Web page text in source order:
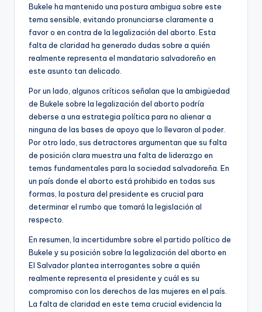
Bukele ha mantenido una postura ambigua sobre este
tema sensible, evitando pronunciarse claramente a
favor o en contra de la legalización del aborto. Esta
falta de claridad ha generado dudas sobre a quién
realmente representa el mandatario salvadoreño en
este asunto tan delicado.
Por un lado, algunos críticos señalan que la ambigüedad
de Bukele sobre la legalización del aborto podría
deberse a una estrategia política para no alienar a
ninguna de las bases de apoyo que lo llevaron al poder.
Por otro lado, sus detractores argumentan que su falta
de posición clara muestra una falta de liderazgo en
temas fundamentales para la sociedad salvadoreña. En
un país donde el aborto está prohibido en todas sus
formas, la postura del presidente es crucial para
determinar el rumbo que tomará la legislación al
respecto.
En resumen, la incertidumbre sobre el partido político de
Bukele y su posición sobre la legalización del aborto en
El Salvador plantea interrogantes sobre a quién
realmente representa el presidente y cuál es su
compromiso con los derechos de las mujeres en el país.
La falta de claridad en este tema crucial evidencia la